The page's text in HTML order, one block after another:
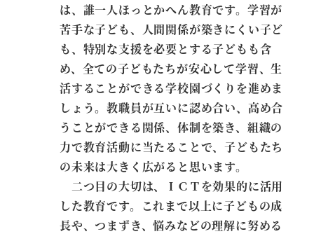
は、誰一人ほっとかへん教育です。学習が
苦手な子ども、人間関係が築きにくい子ど
も、特別な支援を必要とする子どもも含
め、全ての子どもたちが安心して学習、生
活することができる学校園づくりを進めま
しょう。教職員が互いに認め合い、高め合
うことができる関係、体制を築き、組織の
力で教育活動に当たることで、子どもたち
の未来は大きく広がると思います。
二つ目の大切は、ＩＣＴを効果的に活用
した教育です。これまで以上に子どもの成
長や、つまずき、悩みなどの理解に努める